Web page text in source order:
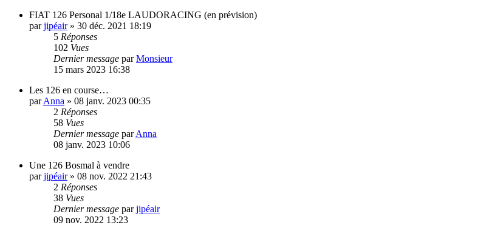
FIAT 126 Personal 1/18e LAUDORACING (en prévision)
parjipéair» 30 déc. 2021 18:19
5 Réponses
102 Vues
Dernier message parMonsieur
15 mars 2023 16:38
Les 126 en course…
parAnna » 08 janv. 2023 00:35
2 Réponses
58 Vues
Dernier message parAnna
08 janv. 2023 10:06
Une 126 Bosmal à vendre
parjipéair» 08 nov. 2022 21:43
2 Réponses
38 Vues
Dernier message parjipéair
09 nov. 2022 13:23